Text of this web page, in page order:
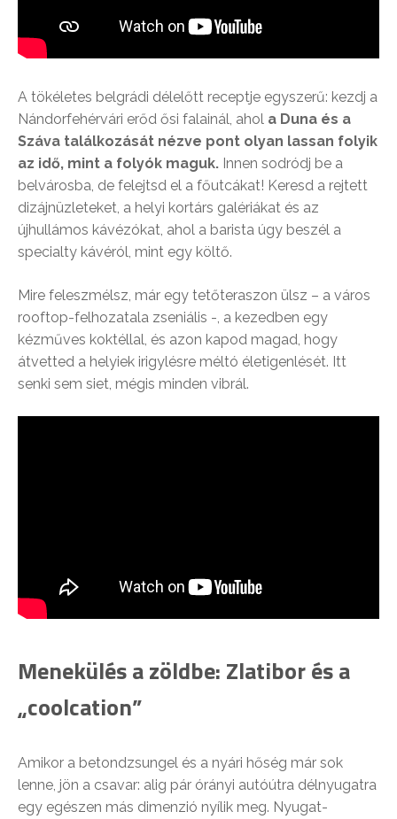
A tökéletes belgrádi délelőtt receptje egyszerű: kezdj a
Nándorfehérvári erőd ősi falainál, ahol a Duna és a
Száva találkozását nézve pont olyan lassan folyik
az idő, mint a folyók maguk. Innen sodródj be a
belvárosba, de felejtsd el a főutcákat! Keresd a rejtett
dizájnüzleteket, a helyi kortárs galériákat és az
újhullámos kávézókat, ahol a barista úgy beszél a
specialty kávéról, mint egy költő.
Mire feleszmélsz, már egy tetőteraszon ülsz – a város
rooftop-felhozatala zseniális -, a kezedben egy
kézműves koktéllal, és azon kapod magad, hogy
átvetted a helyiek irigylésre méltó életigenlését. Itt
senki sem siet, mégis minden vibrál.
Menekülés a zöldbe: Zlatibor és a
„coolcation”
Amikor a betondzsungel és a nyári hőség már sok
lenne, jön a csavar: alig pár órányi autóútra délnyugatra
egy egészen más dimenzió nyílik meg. Nyugat-